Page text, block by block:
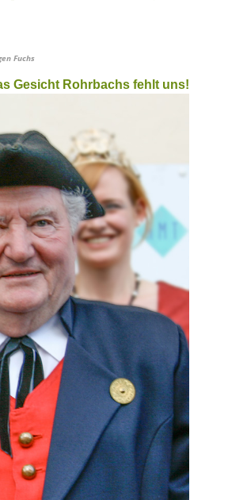
Fuchs
Gesicht Rohrbachs fehlt uns!